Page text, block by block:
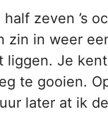
zeven ’s
zin in weer
liggen. Je
te gooien.
later at ik